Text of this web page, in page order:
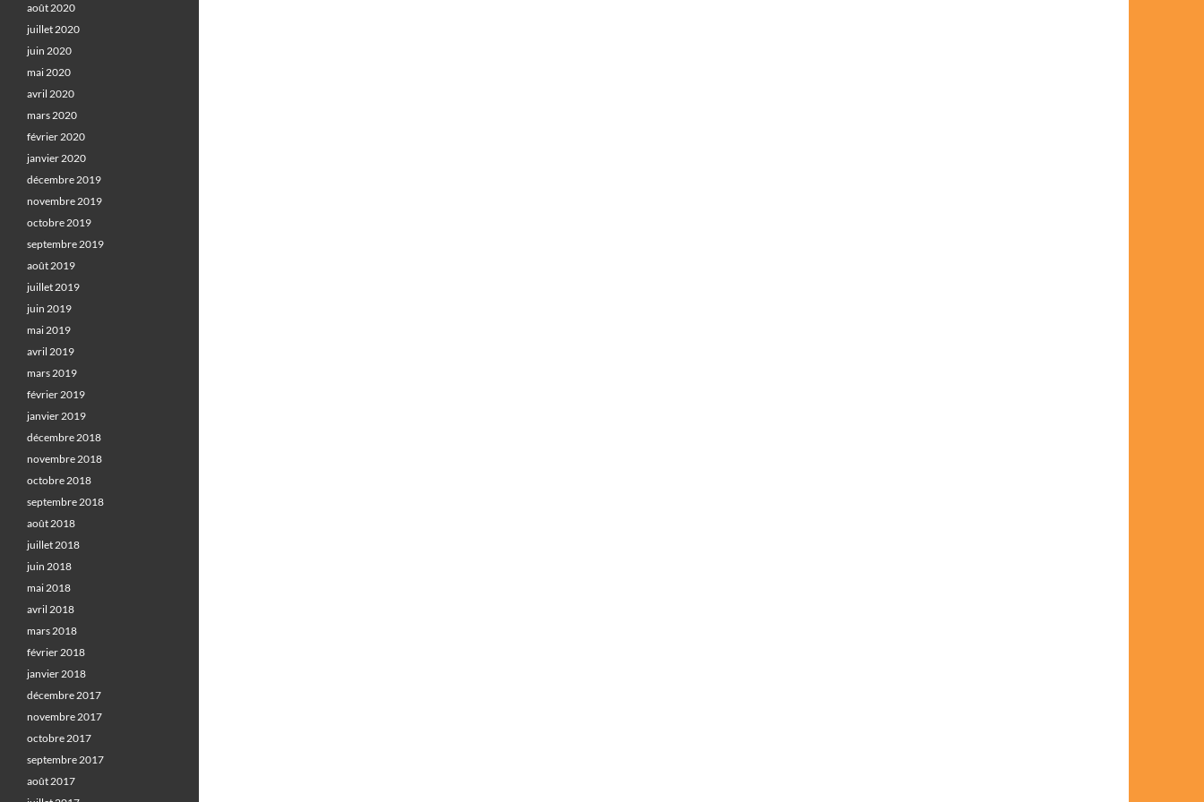
août 2020
juillet 2020
juin 2020
mai 2020
avril 2020
mars 2020
février 2020
janvier 2020
décembre 2019
novembre 2019
octobre 2019
septembre 2019
août 2019
juillet 2019
juin 2019
mai 2019
avril 2019
mars 2019
février 2019
janvier 2019
décembre 2018
novembre 2018
octobre 2018
septembre 2018
août 2018
juillet 2018
juin 2018
mai 2018
avril 2018
mars 2018
février 2018
janvier 2018
décembre 2017
novembre 2017
octobre 2017
septembre 2017
août 2017